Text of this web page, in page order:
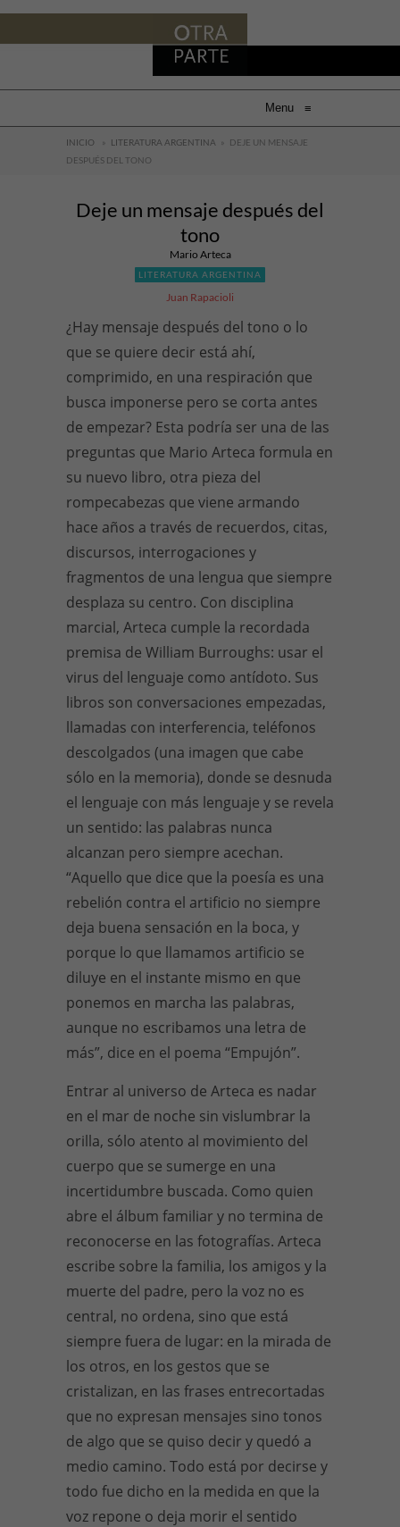
Menu ≡
INICIO » LITERATURA ARGENTINA » DEJE UN MENSAJE
DESPUÉS DEL TONO
Deje un mensaje después del
tono
Mario Arteca
LITERATURA ARGENTINA
Juan Rapacioli
¿Hay mensaje después del tono o lo
que se quiere decir está ahí,
comprimido, en una respiración que
busca imponerse pero se corta antes
de empezar? Esta podría ser una de las
preguntas que Mario Arteca formula en
su nuevo libro, otra pieza del
rompecabezas que viene armando
hace años a través de recuerdos, citas,
discursos, interrogaciones y
fragmentos de una lengua que siempre
desplaza su centro. Con disciplina
marcial, Arteca cumple la recordada
premisa de William Burroughs: usar el
virus del lenguaje como antídoto. Sus
libros son conversaciones empezadas,
llamadas con interferencia, teléfonos
descolgados (una imagen que cabe
sólo en la memoria), donde se desnuda
el lenguaje con más lenguaje y se revela
un sentido: las palabras nunca
alcanzan pero siempre acechan.
“Aquello que dice que la poesía es una
rebelión contra el artificio no siempre
deja buena sensación en la boca, y
porque lo que llamamos artificio se
diluye en el instante mismo en que
ponemos en marcha las palabras,
aunque no escribamos una letra de
más”, dice en el poema “Empujón”.
Entrar al universo de Arteca es nadar
en el mar de noche sin vislumbrar la
orilla, sólo atento al movimiento del
cuerpo que se sumerge en una
incertidumbre buscada. Como quien
abre el álbum familiar y no termina de
reconocerse en las fotografías. Arteca
escribe sobre la familia, los amigos y la
muerte del padre, pero la voz no es
central, no ordena, sino que está
siempre fuera de lugar: en la mirada de
los otros, en los gestos que se
cristalizan, en las frases entrecortadas
que no expresan mensajes sino tonos
de algo que se quiso decir y quedó a
medio camino. Todo está por decirse y
todo fue dicho en la medida en que la
voz repone o deja morir el sentido